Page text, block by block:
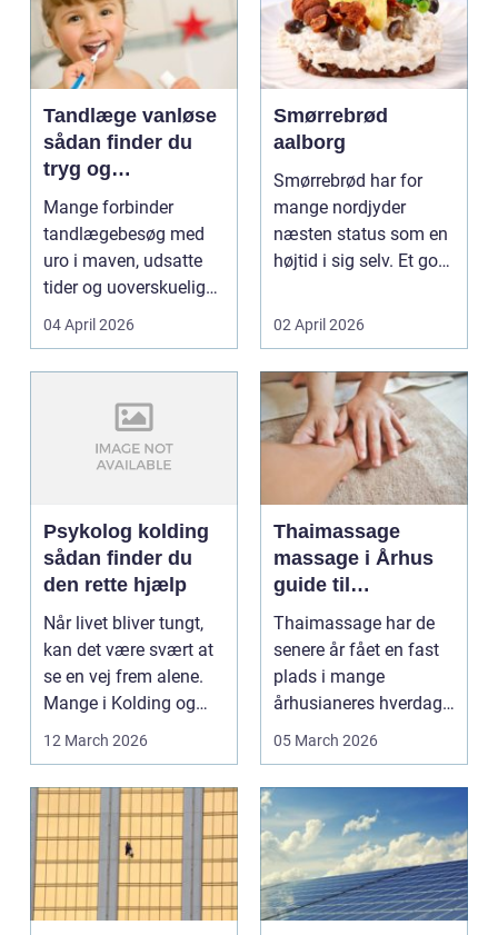
Tandlæge vanløse
sådan finder du
tryg og
professionel
tandpleje
Mange forbinder
tandlægebesøg med
uro i maven, udsatte
tider og uoverskuelige
priser. Samtidig ved
04 April 2026
Smørrebrød
aalborg
Smørrebrød har for
mange nordjyder
næsten status som en
højtid i sig selv. Et godt
02 April 2026
Psykolog kolding
sådan finder du
den rette hjælp
Når livet bliver tungt,
kan det være svært at
se en vej frem alene.
Mange i Kolding og
omegn søger p...
12 March 2026
Thaimassage
massage i Århus
guide til
afslapning,
smidighed og
bedre velvære
Thaimassage har de
senere år fået en fast
plads i mange
århusianeres hverdag.
Flere bruger den både
05 March 2026